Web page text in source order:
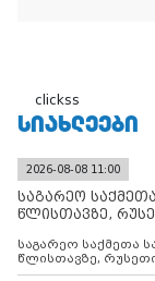
clickss
ᲡᲘᲐᲮᲚᲔᲔᲑᲘ
2026-08-08 11:00
საგარეო
წლისთავზე,
საგარეო საქმეთა
წლისთავზე,
დადებულ 2008 წლის